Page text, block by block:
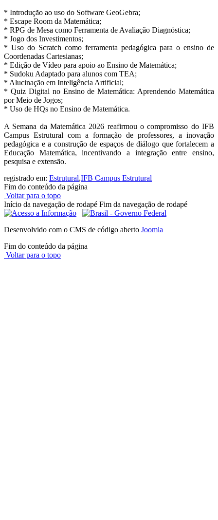
* Introdução ao uso do Software GeoGebra;
* Escape Room da Matemática;
* RPG de Mesa como Ferramenta de Avaliação Diagnóstica;
* Jogo dos Investimentos;
* Uso do Scratch como ferramenta pedagógica para o ensino de
Coordenadas Cartesianas;
* Edição de Vídeo para apoio ao Ensino de Matemática;
* Sudoku Adaptado para alunos com TEA;
* Alucinação em Inteligência Artificial;
* Quiz Digital no Ensino de Matemática: Aprendendo Matemática
por Meio de Jogos;
* Uso de HQs no Ensino de Matemática.
A Semana da Matemática 2026 reafirmou o compromisso do IFB
Campus Estrutural com a formação de professores, a inovação
pedagógica e a construção de espaços de diálogo que fortalecem a
Educação Matemática, incentivando a integração entre ensino,
pesquisa e extensão.
registrado em: Estrutural,IFB Campus Estrutural
Fim do conteúdo da página
Voltar para o topo
Início da navegação de rodapé Fim da navegação de rodapé
Desenvolvido com o CMS de código aberto Joomla
Fim do conteúdo da página
Voltar para o topo